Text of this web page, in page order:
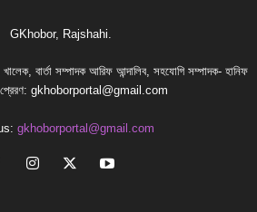
বার্তা সম্পাদক আরিফ আন্দালিব, সহযোগি সম্পাদক- হানিফ
gkhoborportal@gmail.com
gkhoborportal@gmail.com